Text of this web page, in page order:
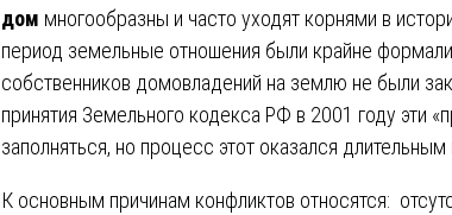
дом многообразны и часто уходят корнями в
период земельные отношения были крайне
собственников домовладений на землю не были
принятия Земельного кодекса РФ в 2001 году эти
заполняться, но процесс этот оказался
К основным причинам конфликтов относятся: